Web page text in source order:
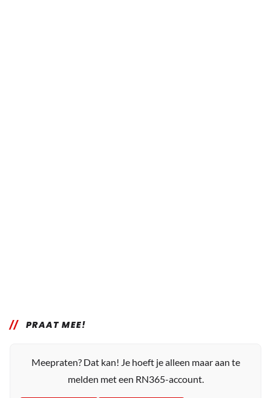
PRAAT MEE!
Meepraten? Dat kan! Je hoeft je alleen maar aan te
melden met een RN365-account.